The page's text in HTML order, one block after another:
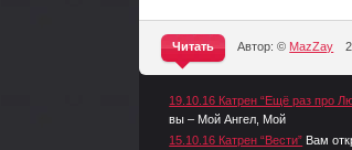
Читать
^
Автор: © MazZay
19.10.16 Катрен “Ещё раз про
вы – Мой Ангел, Мой
15.10.16 Катрен “Вести” Вам